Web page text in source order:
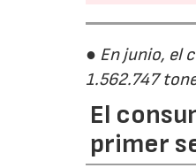
● En junio, el
1.562.747
El
primer